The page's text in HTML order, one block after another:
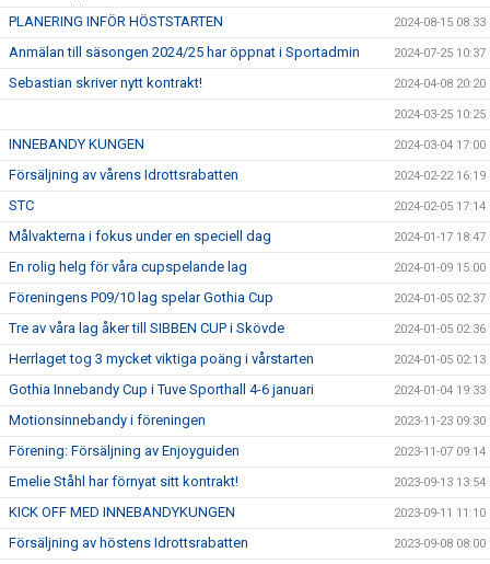
PLANERING INFÖR HÖSTSTARTEN 2024-08-15 08:33
Anmälan till säsongen 2024/25 har öppnat i Sportadmin 2024-07-25 10:37
Sebastian skriver nytt kontrakt! 2024-04-08 20:20
2024-03-25 10:25
INNEBANDY KUNGEN 2024-03-04 17:00
Försäljning av vårens Idrottsrabatten 2024-02-22 16:19
STC 2024-02-05 17:14
Målvakterna i fokus under en speciell dag 2024-01-17 18:47
En rolig helg för våra cupspelande lag 2024-01-09 15:00
Föreningens P09/10 lag spelar Gothia Cup 2024-01-05 02:37
Tre av våra lag åker till SIBBEN CUP i Skövde 2024-01-05 02:36
Herrlaget tog 3 mycket viktiga poäng i vårstarten 2024-01-05 02:13
Gothia Innebandy Cup i Tuve Sporthall 4-6 januari 2024-01-04 19:33
Motionsinnebandy i föreningen 2023-11-23 09:30
Förening: Försäljning av Enjoyguiden 2023-11-07 09:14
Emelie Ståhl har förnyat sitt kontrakt! 2023-09-13 13:54
KICK OFF MED INNEBANDYKUNGEN 2023-09-11 11:10
Försäljning av höstens Idrottsrabatten 2023-09-08 08:00